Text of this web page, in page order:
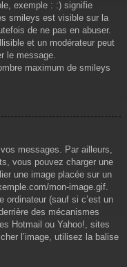
exemple : :) signifie
smileys est visible sur la
de ne pas en abuser.
et un modérateur peut
le message.
maximum de smileys
messages. Par ailleurs,
vous pouvez charger une
une image placée sur un
mon-image.gif.
ordinateur (sauf si c’est un
des mécanismes
Hotmail ou Yahoo!, sites
l’image, utilisez la balise